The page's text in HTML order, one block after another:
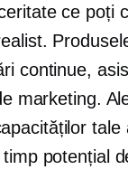
ce poți
continue,
marketing.
tale
potențial